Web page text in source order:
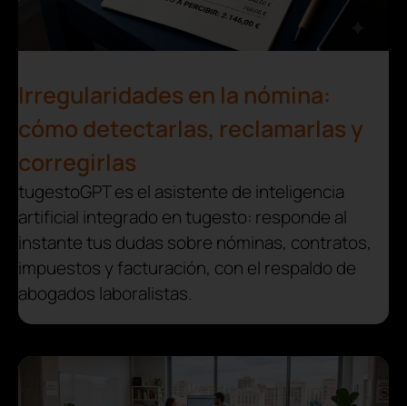
Irregularidades en la nómina:
cómo detectarlas, reclamarlas y
corregirlas
tugestoGPT es el asistente de inteligencia
artificial integrado en tugesto: responde al
instante tus dudas sobre nóminas, contratos,
impuestos y facturación, con el respaldo de
abogados laboralistas.